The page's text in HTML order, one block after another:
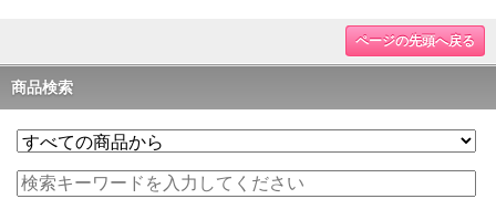
ページの先頭へ戻る
商品検索